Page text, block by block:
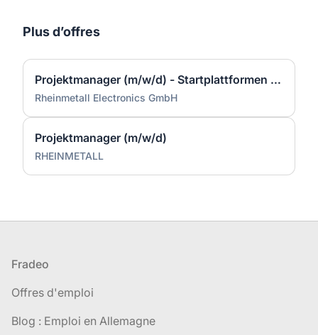
Plus d’offres
Projektmanager (m/w/d) - Startplattformen für Lenkflugkörper im Flugabwehrbereich
Rheinmetall Electronics GmbH
Projektmanager (m/w/d)
RHEINMETALL
Pied de page
Fradeo
Offres d'emploi
Blog : Emploi en Allemagne